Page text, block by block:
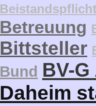
Betreuung
Bittsteller
Bund BV-
Daheim